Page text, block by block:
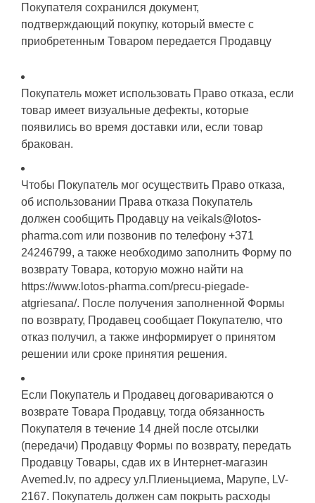
Покупателя сохранился документ,
подтверждающий покупку, который вместе с
приобретенным Товаром передается Продавцу
Покупатель может использовать Право отказа, если
товар имеет визуальные дефекты, которые
появились во время доставки или, если товар
бракован.
Чтобы Покупатель мог осуществить Право отказа,
об использовании Права отказа Покупатель
должен сообщить Продавцу на veikals@lotos-
pharma.com или позвонив по телефону +371
24246799, а также необходимо заполнить Форму по
возврату Товара, которую можно найти на
https://www.lotos-pharma.com/precu-piegade-
atgriesana/. После получения заполненной Формы
по возврату, Продавец сообщает Покупателю, что
отказ получил, а также информирует о принятом
решении или сроке принятия решения.
Если Покупатель и Продавец договариваются о
возврате Товара Продавцу, тогда обязанность
Покупателя в течение 14 дней после отсылки
(передачи) Продавцу Формы по возврату, передать
Продавцу Товары, сдав их в Интернет-магазин
Avemed.lv, по адресу ул.Плиеньциема, Марупе, LV-
2167. Покупатель должен сам покрыть расходы